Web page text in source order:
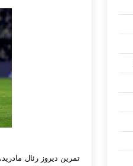
تمرین دیروز رئال